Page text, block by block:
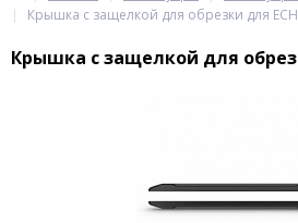
Крышка с защелкой для обрезки для
Крышка с защелкой для